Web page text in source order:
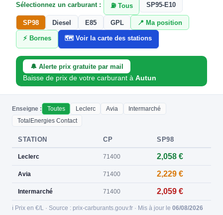
Sélectionnez un carburant : ⛽ Tous SP95-E10
SP98 Diesel E85 GPL 📍 Ma position
⚡ Bornes 🗺️ Voir la carte des stations
🔔 Alerte prix gratuite par mail
Baisse de prix de votre carburant àAutun
Enseigne : Toutes Leclerc Avia
Intermarché
TotalEnergies Contact
STATION CP SP98
Leclerc 71400 2,058 €
Avia 71400 2,229 €
Intermarché 71400 2,059 €
ℹ️ Prix en €/L · Source : prix-carburants.gouv.fr · Mis à jour le 06/08/2026